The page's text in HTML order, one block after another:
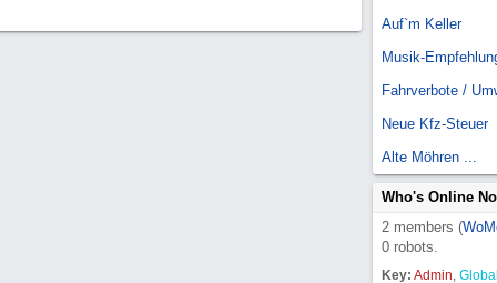
Auf`m Keller
Musik-
Fahrverbote /
Neue Kfz-Steuer
Alte Möhren ...
Who's Online
2 members (
0 robots.
Key: Admin,